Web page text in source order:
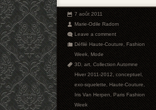
7 août 2011
Marie-Odile Radom
Leave a comment
Défilé Haute-Couture,Fashion
Week,Mode
3D,art,Collection Automne
Hiver 2011-2012,conceptuel,
exo-squelette,Haute-Couture,
Iris Van Herpen,Paris Fashion
Week